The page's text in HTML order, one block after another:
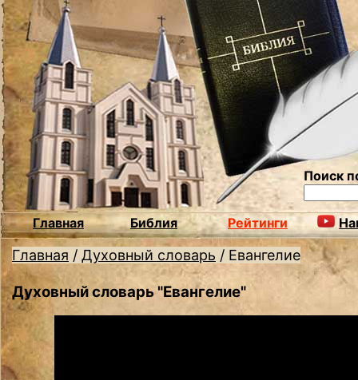
Поиск
Главная Библия Рейтинги
Главная / Духовный словарь / Евангелие
Духовный словарь "Евангелие"